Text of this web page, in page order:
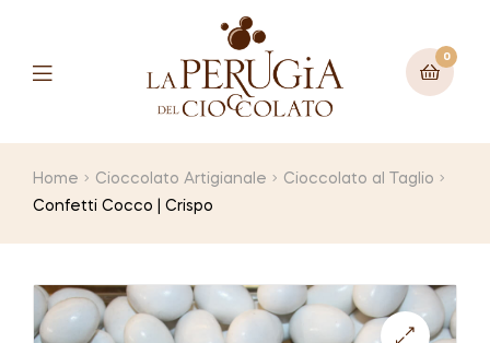
0
Menu
Home Cioccolato Artigianale
Cioccolato al Taglio
Confetti Cocco | Crispo